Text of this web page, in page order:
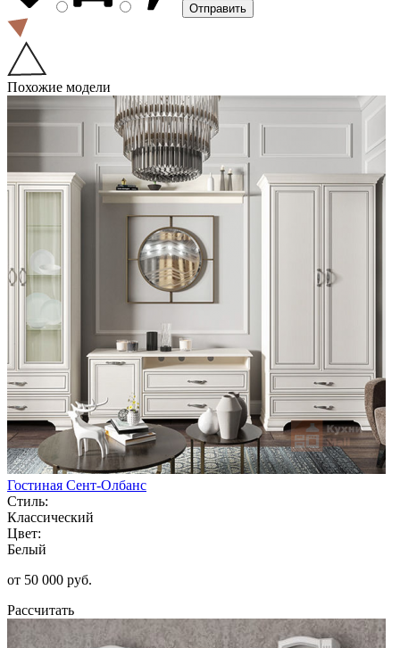
Похожие модели
Гостиная Сент-Олбанс
Стиль:
Классический
Цвет:
Белый
от 50 000 руб.
Рассчитать